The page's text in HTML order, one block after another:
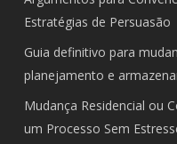
Estratégias de Persuasão
Guia definitivo para
planejamento e
Mudança Residencial ou
um Processo Sem